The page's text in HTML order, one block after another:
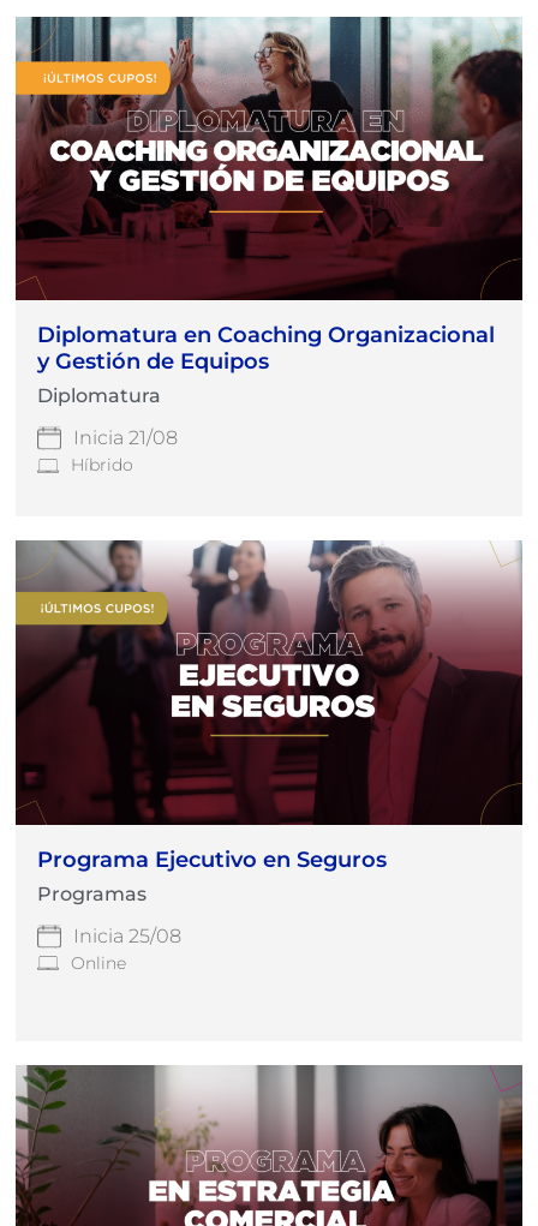
Diplomatura en Coaching Organizacional
y Gestión de Equipos
Diplomatura
Inicia 21/08
Híbrido
Programa Ejecutivo en Seguros
Programas
Inicia 25/08
Online